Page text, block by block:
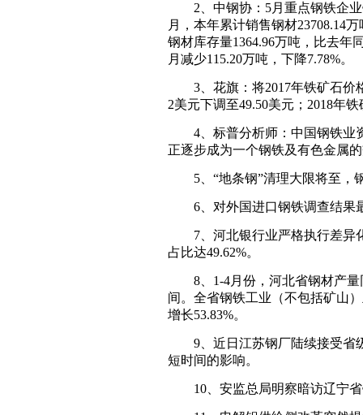
2、中钢协：5月重点钢铁企业
月，本年累计销售钢材23708.14
钢材库存量1364.96万吨，比去年
月减少115.20万吨，下降7.78%。
3、花旗：将2017年铁矿石价格
2美元下调至49.50美元；2018年
4、标普分析师：中国钢铁业资
正逐步成为一个钢铁及有色金属
5、“地条钢”清理大限将至，
6、对外国进口钢铁调查结果
7、河北银行业严格执行差异化
占比达49.62%。
8、1-4月份，河北省钢材产量
间。全省钢铁工业（不包括矿山
增长53.83%。
9、近日江苏钢厂陆续接受省级
短时间的影响。
10、安监总局明察暗访辽宁省